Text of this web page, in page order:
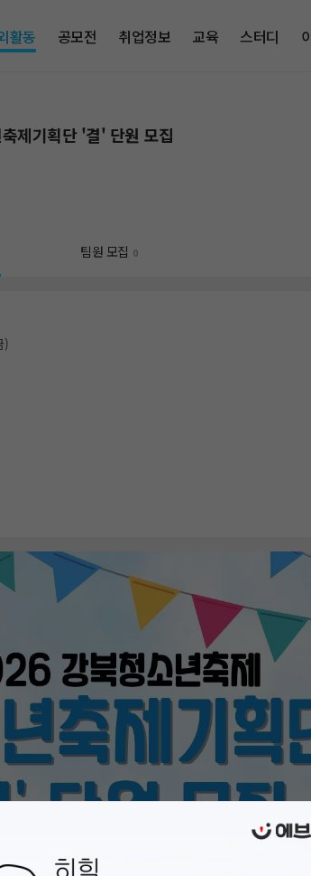
활동 공모전 취업정보 교육 스터디
제기획단 '결' 단원 모집
팀원 모집 0
)